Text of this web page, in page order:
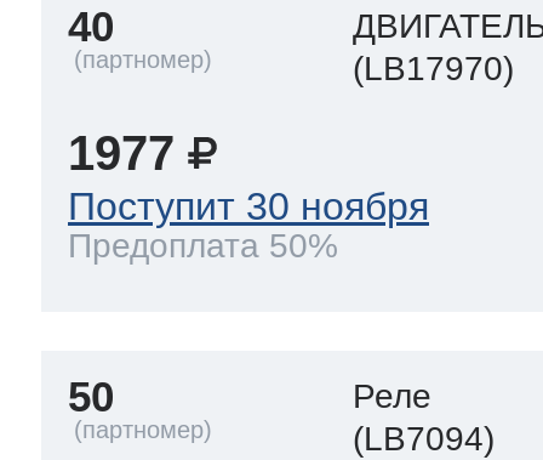
40
(LB17970)
1977
Поступит 30 ноября
Предоплата 50%
50
Реле
(LB7094)